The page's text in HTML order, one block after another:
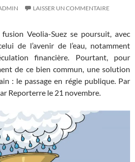
LAISSER UN COMMENTAIRE
Veolia-Suez se poursuit, avec
de l’avenir de l’eau, notamment
financière. Pourtant, pour
de ce bien commun, une solution
: le passage en régie publique. Par
Reporterre le 21 novembre.